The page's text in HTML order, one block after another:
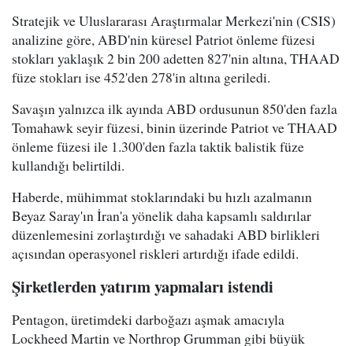
Stratejik ve Uluslararası Araştırmalar Merkezi'nin (CSIS)
analizine göre, ABD'nin küresel Patriot önleme füzesi
stokları yaklaşık 2 bin 200 adetten 827'nin altına, THAAD
füze stokları ise 452'den 278'in altına geriledi.
Savaşın yalnızca ilk ayında ABD ordusunun 850'den fazla
Tomahawk seyir füzesi, binin üzerinde Patriot ve THAAD
önleme füzesi ile 1.300'den fazla taktik balistik füze
kullandığı belirtildi.
Haberde, mühimmat stoklarındaki bu hızlı azalmanın
Beyaz Saray'ın İran'a yönelik daha kapsamlı saldırılar
düzenlemesini zorlaştırdığı ve sahadaki ABD birlikleri
açısından operasyonel riskleri artırdığı ifade edildi.
Şirketlerden yatırım yapmaları istendi
Pentagon, üretimdeki darboğazı aşmak amacıyla
Lockheed Martin ve Northrop Grumman gibi büyük